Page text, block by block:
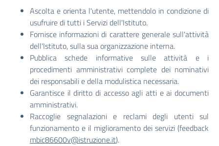
Ascolta e orienta l'utente, mettendolo in condizione di
usufruire di tutti i Servizi dell'Istituto.
Fornisce informazioni di carattere generale sull'attività
dell'Istituto, sulla sua organizzazione interna.
Pubblica schede informative sulle attività e i
procedimenti amministrativi complete dei nominativi
dei responsabili e della modulistica necessaria.
Garantisce il diritto di accesso agli atti e ai documenti
amministrativi.
Raccoglie segnalazioni e reclami degli utenti sul
funzionamento e il miglioramento dei servizi (feedback
mbic86600v@istruzione.it).